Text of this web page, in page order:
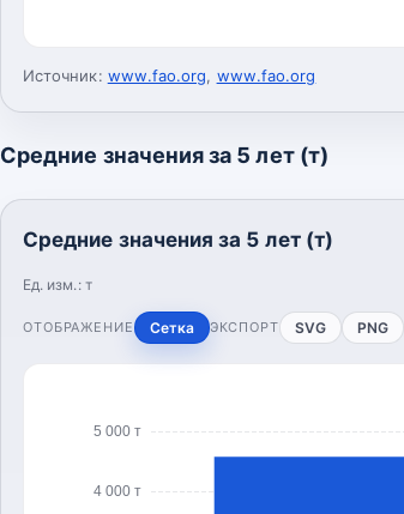
Источник: www.fao.org, www.fao.org
Средние значения за 5 лет (т)
Средние значения за 5 лет (т)
Ед. изм.: т
ОТОБРАЖЕНИЕ Сетка ЭКСПОРТ SVG PNG
4 000 т
5 000 т